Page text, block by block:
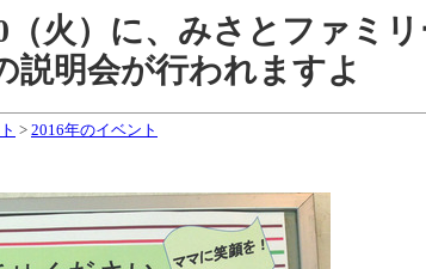
（火）に、みさとファミ
説明会が行われますよ
> 2016年のイベント